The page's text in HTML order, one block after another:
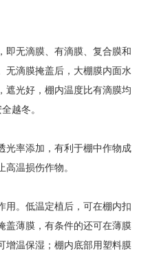
即无滴膜、有滴膜、复合膜和
无滴膜掩盖后，大棚膜内面水
遮光好，棚内温度比有滴膜均
越冬。
光率添加，有利于棚中作物成
温损伤作物。
用。低温定植后，可在棚内扣
盖薄膜，有条件的还可在薄膜
增温保湿；棚内底部用塑料膜